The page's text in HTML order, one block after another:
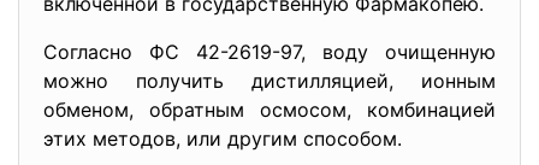
Согласно ФС 42-2619-97, воду очищенную
можно получить дистилляцией, ионным
обменом, обратным осмосом, комбинацией
этих методов, или другим способом.